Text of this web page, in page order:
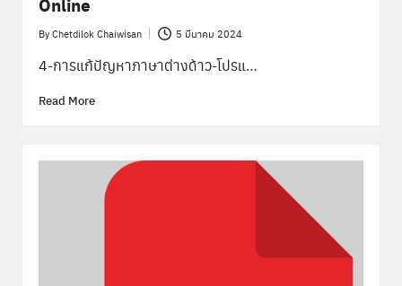
Posted
by
ByChetdilok Chaiwisan 5 มีนาคม 2024
4-การแก้ปัญหาภาษาต่างด้าว-โปรแ…
Read More